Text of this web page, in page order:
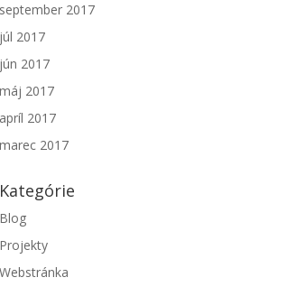
september 2017
júl 2017
jún 2017
máj 2017
apríl 2017
marec 2017
Kategórie
Blog
Projekty
Webstránka